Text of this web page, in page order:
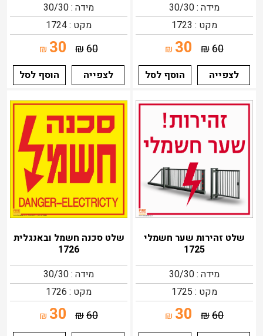
מידה : 30/30
מקט : 1723
60
₪
30
₪
לצפייה
הוסף לסל
מידה : 30/30
מקט : 1724
60
₪
30
₪
לצפייה
הוסף לסל
שלט זהירות שער חשמלי
1725
מידה : 30/30
מקט : 1725
60
₪
30
₪
שלט סכנה חשמל ובאנגלית
1726
מידה : 30/30
מקט : 1726
60
₪
30
₪